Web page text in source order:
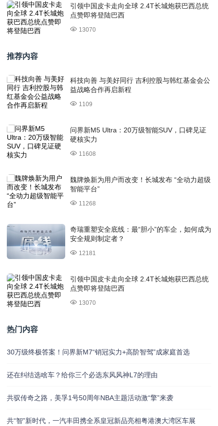
引领中国皮卡走向全球 2.4T长城炮获巴西总统
点赞即将登陆巴西
13070
推荐内容
科技向善 与美好同行 吉利控股与韩红基金会公
益战略合作再启新程
1109
问界新M5 Ultra：20万级智能SUV，口碑见证
硬核实力
11608
魏牌焕新为用户而改变！长城发布 “全动力超级
智能平台”
11268
奇瑞重塑安全底线：最“胆小”的车企，如何成为
安全规则制定者？
12181
引领中国皮卡走向全球 2.4T长城炮获巴西总统
点赞即将登陆巴西
13070
热门内容
30万级终极答案！问界新M7“销冠实力+高阶智驾”成家庭首选
还在纠结选啥车？给你三个必选东风风神L7的理由
共驭传奇之路，美孚1号50周年NBA主题活动激“擎”来袭
共“智”新时代，一汽丰田携全系皇冠新品亮相粤港澳大湾区车展